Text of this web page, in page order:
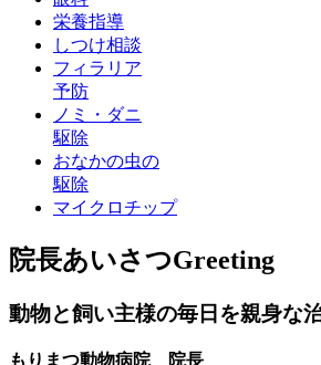
栄養指導
しつけ相談
フィラリア
予防
ノミ・ダニ
駆除
おなかの虫の
駆除
マイクロチップ
院長あいさつGreeting
動物と飼い主様の毎日を親身な
もりまつ動物病院 院長